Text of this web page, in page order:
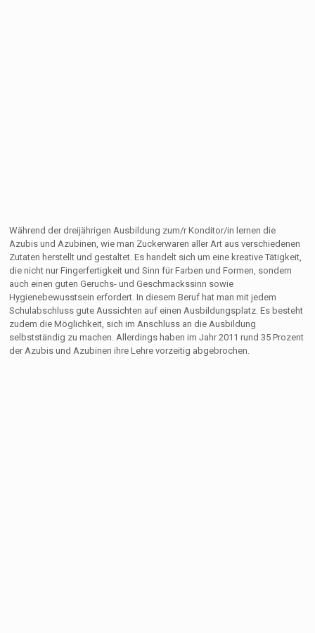
Während der dreijährigen Ausbildung zum/r Konditor/in lernen die
Azubis und Azubinen, wie man Zuckerwaren aller Art aus verschiedenen
Zutaten herstellt und gestaltet. Es handelt sich um eine kreative Tätigkeit,
die nicht nur Fingerfertigkeit und Sinn für Farben und Formen, sondern
auch einen guten Geruchs- und Geschmackssinn sowie
Hygienebewusstsein erfordert. In diesem Beruf hat man mit jedem
Schulabschluss gute Aussichten auf einen Ausbildungsplatz. Es besteht
zudem die Möglichkeit, sich im Anschluss an die Ausbildung
selbstständig zu machen. Allerdings haben im Jahr 2011 rund 35 Prozent
der Azubis und Azubinen ihre Lehre vorzeitig abgebrochen.